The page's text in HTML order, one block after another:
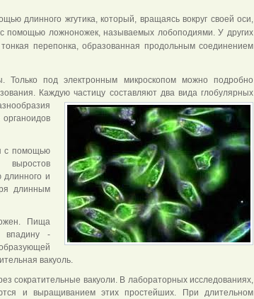
длинного жгутика, который, вращаясь вокруг своей оси,
помощью ложноножек, называемых лобоподиями. У других
перепонка, образованная продольным соединением
Только под электронным микроскопом можно подробно
Каждую частицу составляют два вида глобулярных
с помощью
выростов
и
длинным
Пища
впадину -
вакуоль.
сократительные вакуоли. В лабораторных исследованиях,
и выращиванием этих простейших. При длительном